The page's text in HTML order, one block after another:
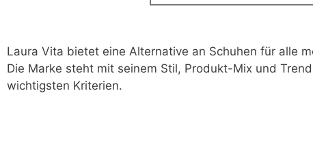
Laura Vita bietet eine Alternative an Schuhen für alle
Die Marke steht mit seinem Stil, Produkt-Mix und
wichtigsten Kriterien.